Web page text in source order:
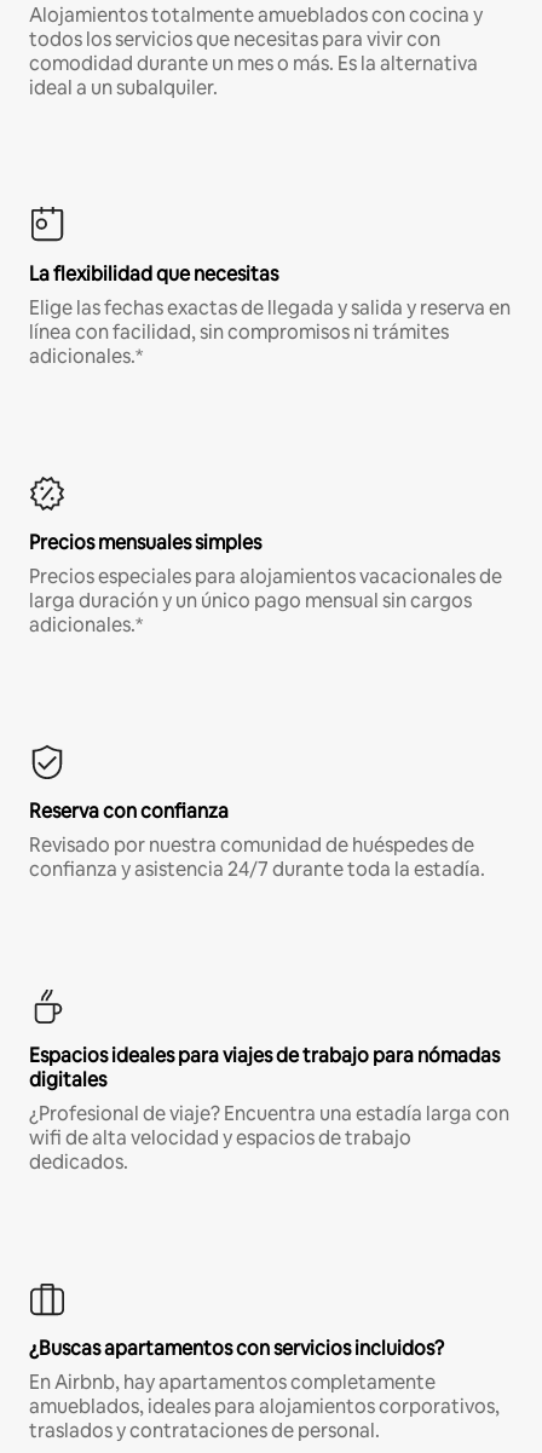
Alojamientos totalmente amueblados con cocina y
todos los servicios que necesitas para vivir con
comodidad durante un mes o más. Es la alternativa
ideal a un subalquiler.
La flexibilidad que necesitas
Elige las fechas exactas de llegada y salida y reserva en
línea con facilidad, sin compromisos ni trámites
adicionales.*
Precios mensuales simples
Precios especiales para alojamientos vacacionales de
larga duración y un único pago mensual sin cargos
adicionales.*
Reserva con confianza
Revisado por nuestra comunidad de huéspedes de
confianza y asistencia 24/7 durante toda la estadía.
Espacios ideales para viajes de trabajo para nómadas
digitales
¿Profesional de viaje? Encuentra una estadía larga con
wifi de alta velocidad y espacios de trabajo
dedicados.
¿Buscas apartamentos con servicios incluidos?
En Airbnb, hay apartamentos completamente
amueblados, ideales para alojamientos corporativos,
traslados y contrataciones de personal.